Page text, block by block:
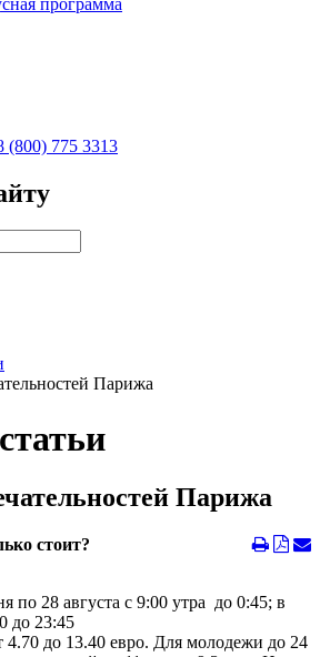
(800) 775 3313
Парижа
Парижа
стоит?
по 28 августа с 9:00 утра до 0:45; в
до 23:45
до 13.40 евро. Для молодежи до 24